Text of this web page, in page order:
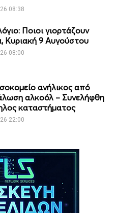
08:38
Ποιοι γιορτάζουν
Κυριακή 9 Αυγούστου
08:00
ανήλικος από
αλκοόλ – Συνελήφθη
καταστήματος
22:00